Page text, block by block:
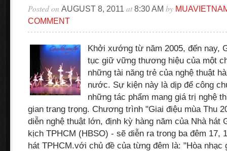
Posted on AUGUST 8, 2011 at8:30 AM by
COMMENT
Khởi xướng từ năm 2005, đến nay,
tục giữ vững thương hiệu của một
những tài năng trẻ của nghệ thuật
nước. Sự kiện này là dịp để công
những tác phẩm mang giá trị nghệ
gian trang trọng. Chương trình "Giai điệu mùa Thu
diễn nghệ thuật lớn, định kỳ hàng năm của Nhà hát
kịch TPHCM (HBSO) - sẽ diễn ra trong ba đêm 17,
hát TPHCM.với chủ đề của từng đêm là: "Hòa nhạc